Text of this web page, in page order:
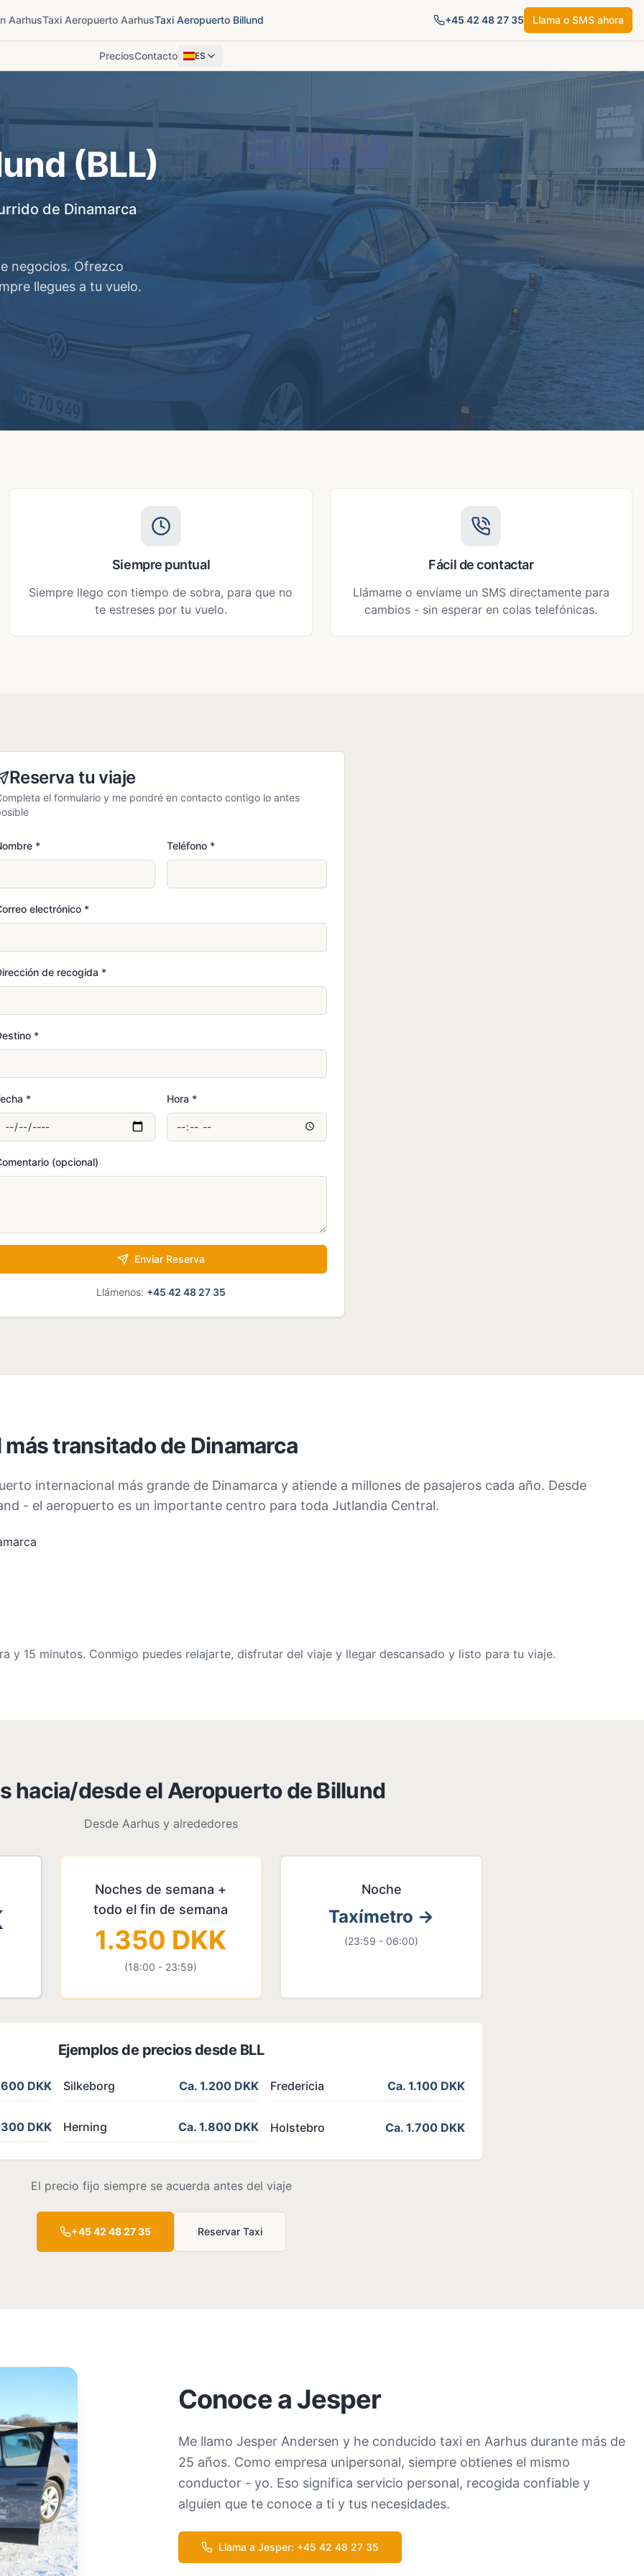
AarhusTaxi Aeropuerto AarhusTaxi Aeropuerto Billund +45 42 48 27 35 Llama o SMS ahora
PreciosContacto ES
(BLL)
de Dinamarca
negocios. Ofrezco
llegues a tu vuelo.
Siempre puntual
Siempre llego con tiempo de sobra, para que no
te estreses por tu vuelo.
Fácil de contactar
Llámame o envíame un SMS directamente para
cambios - sin esperar en colas telefónicas.
Reserva tu viaje
el formulario y me pondré en contacto contigo lo antes
* Teléfono *
electrónico *
de recogida *
*
* Hora *
(opcional)
Enviar Reserva
Llámenos: +45 42 48 27 35
transitado de Dinamarca
internacional más grande de Dinamarca y atiende a millones de pasajeros cada año. Desde
- el aeropuerto es un importante centro para toda Jutlandia Central.
y 15 minutos. Conmigo puedes relajarte, disfrutar del viaje y llegar descansado y listo para tu viaje.
hacia/desde el Aeropuerto de Billund
Desde Aarhus y alrededores
Noches de semana +
todo el fin de semana
1.350 DKK
(18:00 - 23:59)
Noche
Taxímetro →
(23:59 - 06:00)
Ejemplos de precios desde BLL
DKK Silkeborg Ca. 1.200 DKK Fredericia Ca. 1.100 DKK
DKK Herning Ca. 1.800 DKK Holstebro Ca. 1.700 DKK
El precio fijo siempre se acuerda antes del viaje
+4542 48 27 35 Reservar Taxi
Conoce a Jesper
Me llamo Jesper Andersen y he conducido taxi en Aarhus durante más de
25 años. Como empresa unipersonal, siempre obtienes el mismo
conductor - yo. Eso significa servicio personal, recogida confiable y
alguien que te conoce a ti y tus necesidades.
Llama a Jesper: +45 42 48 27 35